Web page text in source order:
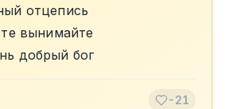
отцепись
вынимайте
добрый бог
-21